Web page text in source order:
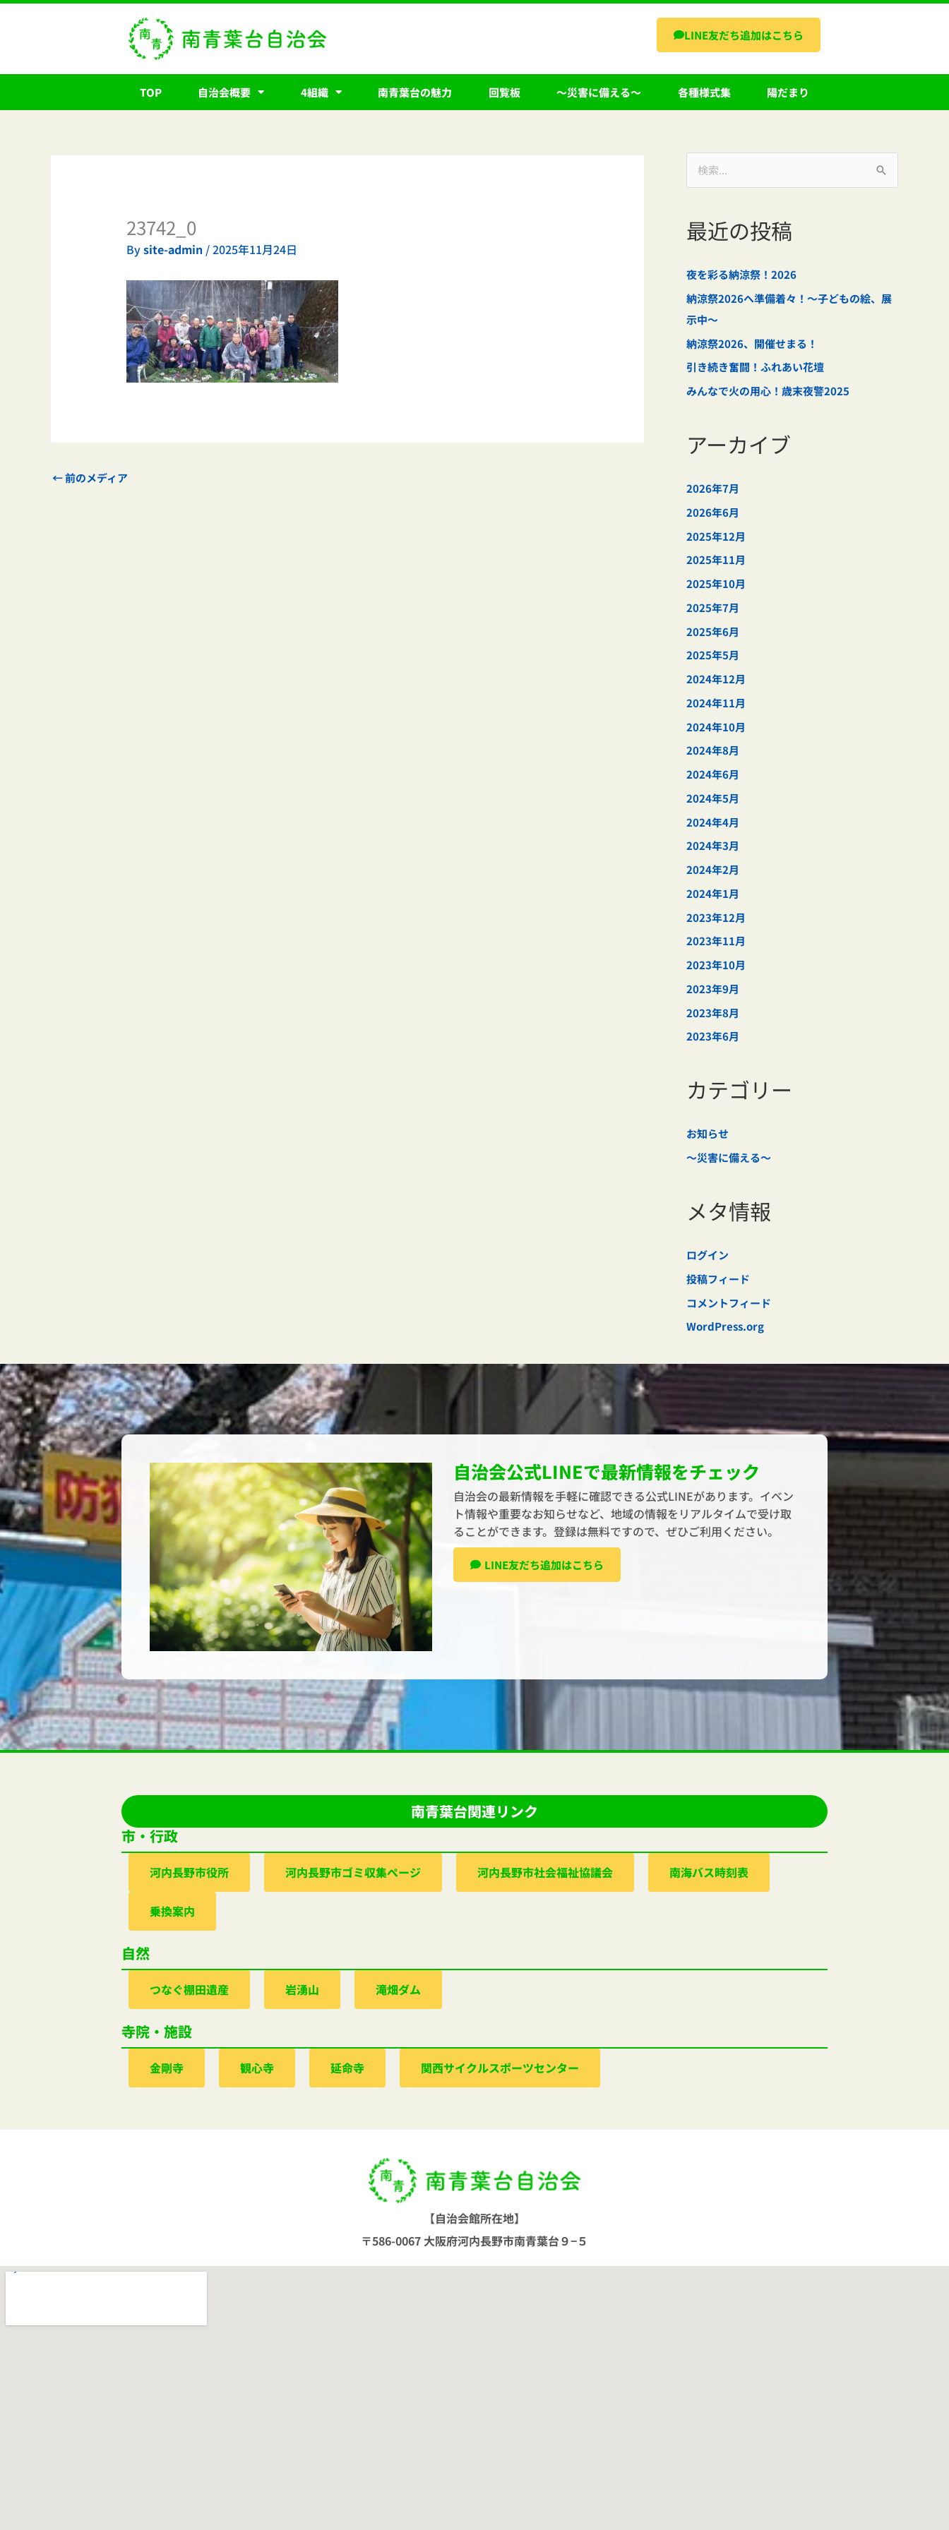
内
キ
プ
LINE友だち追加はこちら
TOP 自治会概要 4組織 南青葉台の魅力 回覧板 ～災害に備える～ 各種様式集 陽だまり
23742_0
Bysite-admin /2025年11月24日
←前のメディア
象
最近の投稿
夜を彩る納涼祭！2026
納涼祭2026へ準備着々！～子どもの絵、展
示中～
納涼祭2026、開催せまる！
引き続き奮闘！ふれあい花壇
みんなで火の用心！歳末夜警2025
アーカイブ
2026年7月
2026年6月
2025年12月
2025年11月
2025年10月
2025年7月
2025年6月
2025年5月
2024年12月
2024年11月
2024年10月
2024年8月
2024年6月
2024年5月
2024年4月
2024年3月
2024年2月
2024年1月
2023年12月
2023年11月
2023年10月
2023年9月
2023年8月
2023年6月
カテゴリー
お知らせ
～災害に備える～
メタ情報
ログイン
投稿フィード
コメントフィード
WordPress.org
自治会公式LINEで最新情報をチェック
自治会の最新情報を手軽に確認できる公式LINEがあります。イベン
ト情報や重要なお知らせなど、地域の情報をリアルタイムで受け取
ることができます。登録は無料ですので、ぜひご利用ください。
LINE友だち追加はこちら
南青葉台関連リンク
市・行政
河内⻑野市役所 河内⻑野市ゴミ収集ぺージ 河内⻑野市社会福祉協議会 南海バス時刻表
乗換案内
自然
つなぐ棚田遺産 岩湧山 滝畑ダム
寺院・施設
金剛寺 観心寺 延命寺 関西サイクルスポーツセンター
【自治会館所在地】
〒586-0067 大阪府河内長野市南青葉台９−５